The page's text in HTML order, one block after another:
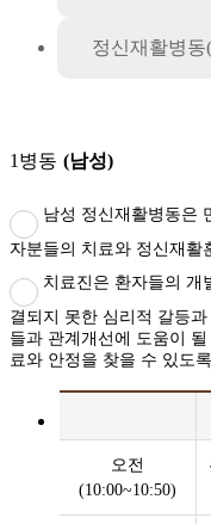
정신재활병동
1병동 (남성)
남성 정신재활병동은
자분들의 치료와 정신재활
치료진은 환자들의 개
결되지 못한 심리적 갈등
들과 관계개선에 도움이
료와 안정을 찾을 수 있도
오전
(10:00~10:50)